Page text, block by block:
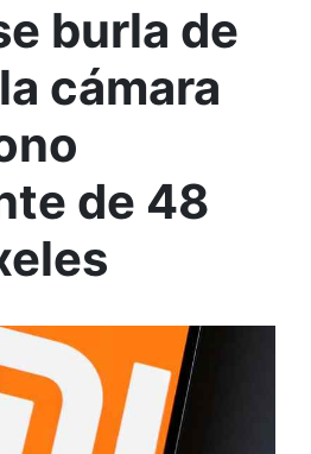
burla de
cámara
de 48